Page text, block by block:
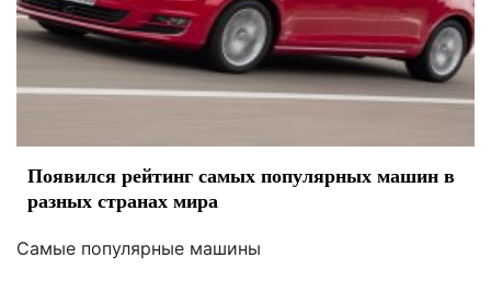
Появился рейтинг самых популярных машин в
разных странах мира
Самые популярные машины